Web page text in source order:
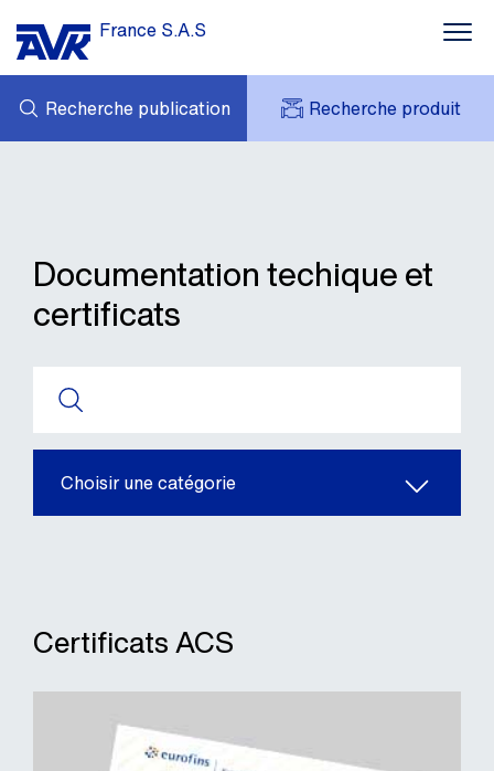
France S.A.S
Recherche publication Recherche produit
RÉFÉRENCES
AVK EN FRANCE
TARIF JUIN 2026
Documentation techique et
certificats
Choisir une catégorie
Certificats ACS